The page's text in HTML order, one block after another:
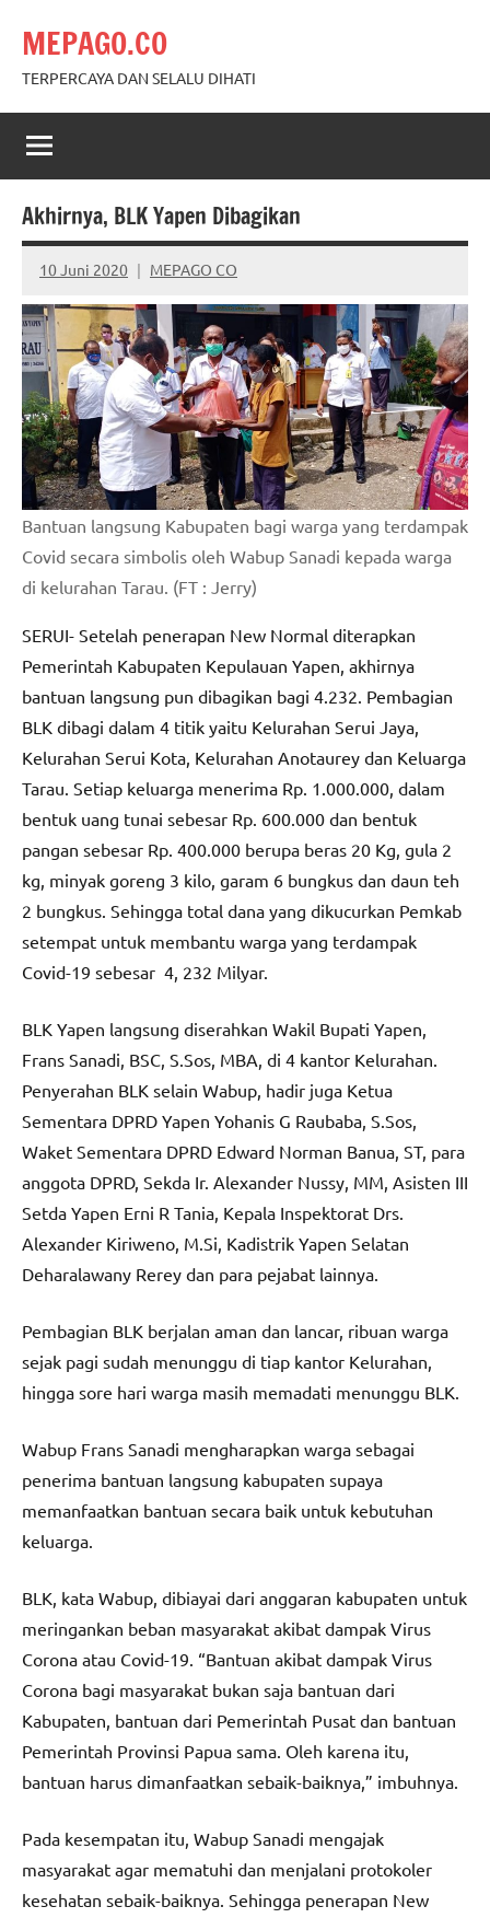
content
MEPAGO.CO
TERPERCAYA DAN SELALU DIHATI
Akhirnya, BLK Yapen Dibagikan
10 Juni 2020 MEPAGO CO
No
comments
Bantuan langsung Kabupaten bagi warga yang terdampak
Covid secara simbolis oleh Wabup Sanadi kepada warga
di kelurahan Tarau. (FT : Jerry)
SERUI- Setelah penerapan New Normal diterapkan
Pemerintah Kabupaten Kepulauan Yapen, akhirnya
bantuan langsung pun dibagikan bagi 4.232. Pembagian
BLK dibagi dalam 4 titik yaitu Kelurahan Serui Jaya,
Kelurahan Serui Kota, Kelurahan Anotaurey dan Keluarga
Tarau. Setiap keluarga menerima Rp. 1.000.000, dalam
bentuk uang tunai sebesar Rp. 600.000 dan bentuk
pangan sebesar Rp. 400.000 berupa beras 20 Kg, gula 2
kg, minyak goreng 3 kilo, garam 6 bungkus dan daun teh
2 bungkus. Sehingga total dana yang dikucurkan Pemkab
setempat untuk membantu warga yang terdampak
Covid-19 sebesar 4, 232 Milyar.
BLK Yapen langsung diserahkan Wakil Bupati Yapen,
Frans Sanadi, BSC, S.Sos, MBA, di 4 kantor Kelurahan.
Penyerahan BLK selain Wabup, hadir juga Ketua
Sementara DPRD Yapen Yohanis G Raubaba, S.Sos,
Waket Sementara DPRD Edward Norman Banua, ST, para
anggota DPRD, Sekda Ir. Alexander Nussy, MM, Asisten III
Setda Yapen Erni R Tania, Kepala Inspektorat Drs.
Alexander Kiriweno, M.Si, Kadistrik Yapen Selatan
Deharalawany Rerey dan para pejabat lainnya.
Pembagian BLK berjalan aman dan lancar, ribuan warga
sejak pagi sudah menunggu di tiap kantor Kelurahan,
hingga sore hari warga masih memadati menunggu BLK.
Wabup Frans Sanadi mengharapkan warga sebagai
penerima bantuan langsung kabupaten supaya
memanfaatkan bantuan secara baik untuk kebutuhan
keluarga.
BLK, kata Wabup, dibiayai dari anggaran kabupaten untuk
meringankan beban masyarakat akibat dampak Virus
Corona atau Covid-19. “Bantuan akibat dampak Virus
Corona bagi masyarakat bukan saja bantuan dari
Kabupaten, bantuan dari Pemerintah Pusat dan bantuan
Pemerintah Provinsi Papua sama. Oleh karena itu,
bantuan harus dimanfaatkan sebaik-baiknya,” imbuhnya.
Pada kesempatan itu, Wabup Sanadi mengajak
masyarakat agar mematuhi dan menjalani protokoler
kesehatan sebaik-baiknya. Sehingga penerapan New